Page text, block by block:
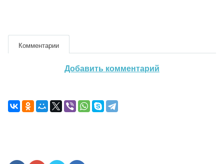
Комментарии
Добавить комментарий